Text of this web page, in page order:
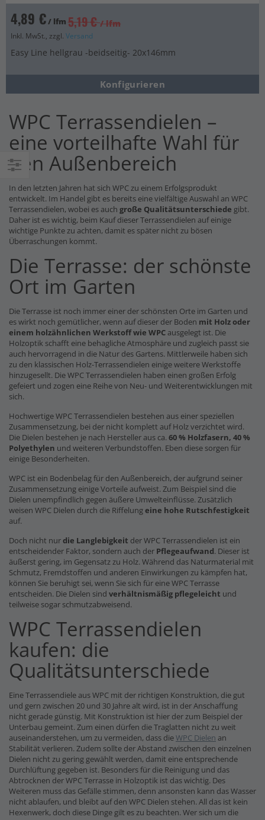
4,89 €/ lfm 5,19 € / lfm
Inkl. MwSt., zzgl. Versand
Easy Line hellgrau -beidseitig- 20x146mm
Konfigurieren
WPC Terrassendielen –
eine vorteilhafte Wahl für
den Außenbereich
In den letzten Jahren hat sich WPC zu einem Erfolgsprodukt
entwickelt. Im Handel gibt es bereits eine vielfältige Auswahl an WPC
Terrassendielen, wobei es auch große Qualitätsunterschiede gibt.
Daher ist es wichtig, beim Kauf dieser Terrassendielen auf einige
wichtige Punkte zu achten, damit es später nicht zu bösen
Überraschungen kommt.
Die Terrasse: der schönste
Ort im Garten
Die Terrasse ist noch immer einer der schönsten Orte im Garten und
es wirkt noch gemütlicher, wenn auf dieser der Boden mit Holz oder
einem holzähnlichen Werkstoff wie WPCausgelegt ist. Die
Holzoptik schafft eine behagliche Atmosphäre und zugleich passt sie
auch hervorragend in die Natur des Gartens. Mittlerweile haben sich
zu den klassischen Holz-Terrassendielen einige weitere Werkstoffe
hinzugesellt. Die WPC Terrassendielen haben einen großen Erfolg
gefeiert und zogen eine Reihe von Neu- und Weiterentwicklungen mit
sich.
Hochwertige WPC Terrassendielen bestehen aus einer speziellen
Zusammensetzung, bei der nicht komplett auf Holz verzichtet wird.
Die Dielen bestehen je nach Hersteller aus ca. 60 % Holzfasern, 40 %
Polyethylen und weiteren Verbundstoffen. Eben diese sorgen für
einige Besonderheiten.
WPC ist ein Bodenbelag für den Außenbereich, der aufgrund seiner
Zusammensetzung einige Vorteile aufweist. Zum Beispiel sind die
Dielen unempfindlich gegen äußere Umwelteinflüsse. Zusätzlich
weisen WPC Dielen durch die Riffelungeine hohe Rutschfestigkeit
auf.
Doch nicht nurdie Langlebigkeit der WPC Terrassendielen ist ein
entscheidender Faktor, sondern auch der Pflegeaufwand. Dieser ist
äußerst gering, im Gegensatz zu Holz. Während das Naturmaterial mit
Schmutz, Fremdstoffen und anderen Einwirkungen zu kämpfen hat,
können Sie beruhigt sei, wenn Sie sich für eine WPC Terrasse
entscheiden. Die Dielen sind verhältnismäßig pflegeleicht und
teilweise sogar schmutzabweisend.
WPC Terrassendielen
kaufen: die
Qualitätsunterschiede
Eine Terrassendiele aus WPC mit der richtigen Konstruktion, die gut
und gern zwischen 20 und 30 Jahre alt wird, ist in der Anschaffung
nicht gerade günstig. Mit Konstruktion ist hier der zum Beispiel der
Unterbau gemeint. Zum einen dürfen die Traglatten nicht zu weit
auseinanderstehen, um zu vermeiden, dass dieWPC Dielen an
Stabilität verlieren. Zudem sollte der Abstand zwischen den einzelnen
Dielen nicht zu gering gewählt werden, damit eine entsprechende
Durchlüftung gegeben ist. Besonders für die Reinigung und das
Abtrocknen der WPC Terrasse in Holzoptik ist das wichtig. Des
Weiteren muss das Gefälle stimmen, denn ansonsten kann das Wasser
nicht ablaufen, und bleibt auf den WPC Dielen stehen. All das ist kein
Hexenwerk, doch diese Dinge gilt es zu beachten. Wer sich um die
Einkaufsoptionen